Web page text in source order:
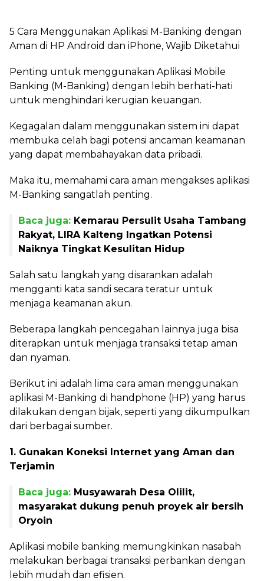
5 Cara Menggunakan Aplikasi M-Banking dengan
Aman di HP Android dan iPhone, Wajib Diketahui
Penting untuk menggunakan Aplikasi Mobile
Banking (M-Banking) dengan lebih berhati-hati
untuk menghindari kerugian keuangan.
Kegagalan dalam menggunakan sistem ini dapat
membuka celah bagi potensi ancaman keamanan
yang dapat membahayakan data pribadi.
Maka itu, memahami cara aman mengakses aplikasi
M-Banking sangatlah penting.
Baca juga: Kemarau Persulit Usaha Tambang
Rakyat, LIRA Kalteng Ingatkan Potensi
Naiknya Tingkat Kesulitan Hidup
Salah satu langkah yang disarankan adalah
mengganti kata sandi secara teratur untuk
menjaga keamanan akun.
Beberapa langkah pencegahan lainnya juga bisa
diterapkan untuk menjaga transaksi tetap aman
dan nyaman.
Berikut ini adalah lima cara aman menggunakan
aplikasi M-Banking di handphone (HP) yang harus
dilakukan dengan bijak, seperti yang dikumpulkan
dari berbagai sumber.
1. Gunakan Koneksi Internet yang Aman dan
Terjamin
Baca juga: Musyawarah Desa Olilit,
masyarakat dukung penuh proyek air bersih
Oryoin
Aplikasi mobile banking memungkinkan nasabah
melakukan berbagai transaksi perbankan dengan
lebih mudah dan efisien.